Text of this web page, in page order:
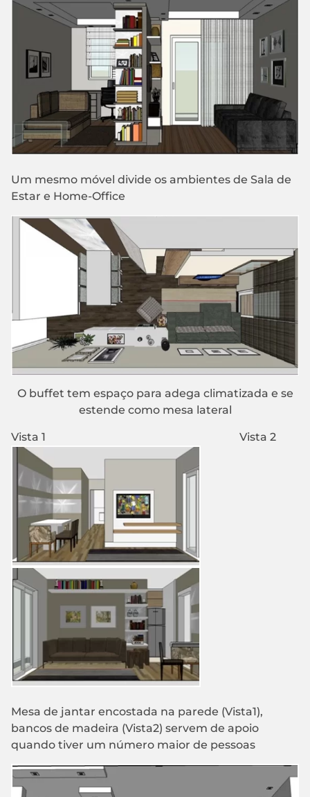
Um mesmo móvel divide os ambientes de Sala de
Estar e Home-Office
O buffet tem espaço para adega climatizada e se
estende como mesa lateral
Vista 1 Vista 2
Mesa de jantar encostada na parede (Vista1),
bancos de madeira (Vista2) servem de apoio
quando tiver um número maior de pessoas